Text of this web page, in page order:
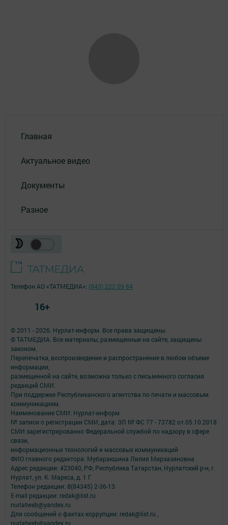
Главная
Актуальное видео
Документы
Разное
© 2011 - 2026. Нурлат-⁠информ. Все права защищены.
© ТАТМЕДИА. Все материалы, размещенные на сайте, защищены
законом.
Перепечатка, воспроизведение и распространение в любом объеме
информации,
размещенной на сайте, возможна только с письменного согласия
редакций СМИ.
При поддержке Республиканского агентства по печати и массовым
коммуникациям.
Наименование СМИ: Нурлат-⁠информ
№ записи о регистрации СМИ, дата: ЭЛ № ФС 77 -⁠ 73782 от 05.10.2018
СМИ зарегистрированно Федеральной службой по надзору в сфере
связи,
информационных технологий и массовых коммуникаций
ФИО главного редактора: Мубаракшина Лилия Мирзазяновна
Адрес редакции: 423040, РФ, Республика Татарстан, Нурлатский р-н, г.
Нурлат, ул. К. Маркса, д. 1 Г
Телефон редакции: 8(84345) 2-36-13
E-mail редакции: redak@list.ru
nurlatweb@yandex.ru
Для сообщений о фактах коррупции: redak@list.ru ,
nurlatweb@yandex.ru
Телефон АО «ТАТМЕДИА»: (843) 222 09 84
16+